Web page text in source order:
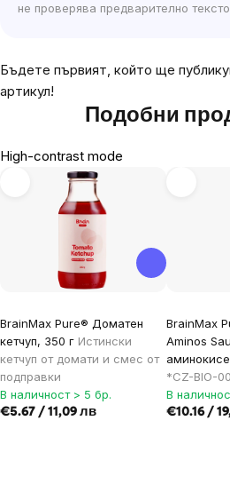
не проверява предварително
Бъдете първият, който ще
артикул!
Подобни
High-contrast mode
BrainMax Pure® Доматен
кетчуп, 350 г Истински
кетчуп от домати и смес от
подправки
В наличност > 5 бр.
€5.67 / 11,09 лв
BrainMax
Aminos
*CZ-BIO-
В
€10.16 /